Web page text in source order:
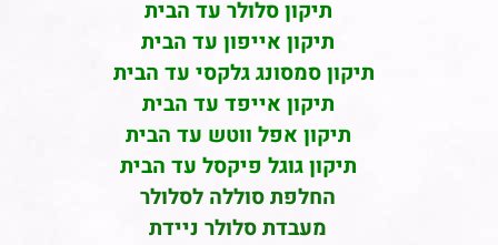
תיקון סלולר עד הבית
תיקון אייפון עד הבית
תיקון סמסונג גלקסי עד הבית
תיקון אייפד עד הבית
תיקון אפל ווטש עד הבית
תיקון גוגל פיקסל עד הבית
החלפת סוללה לסלולר
מעבדת סלולר ניידת